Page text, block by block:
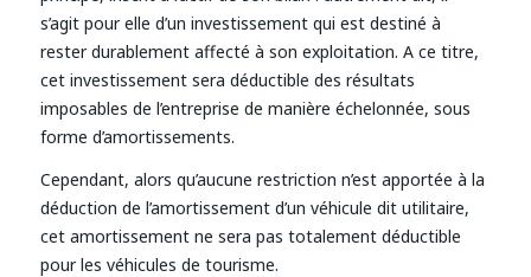
s’agit pour elle d’un investissement qui est destiné à
rester durablement affecté à son exploitation. A ce titre,
cet investissement sera déductible des résultats
imposables de l’entreprise de manière échelonnée, sous
forme d’amortissements.
Cependant, alors qu’aucune restriction n’est apportée à la
déduction de l’amortissement d’un véhicule dit utilitaire,
cet amortissement ne sera pas totalement déductible
pour les véhicules de tourisme.